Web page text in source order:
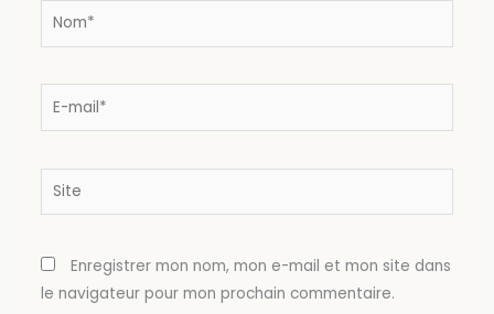
Nom*
E-
Site
Enregistrer mon nom, mon e-mail et mon site dans
le navigateur pour mon prochain commentaire.